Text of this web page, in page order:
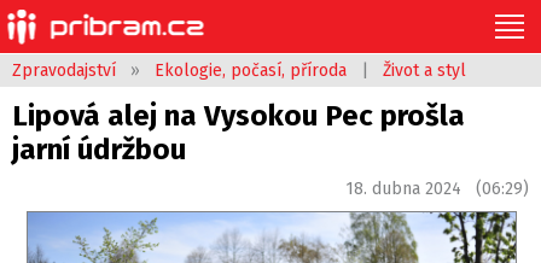
Zpravodajství » Ekologie, počasí, příroda Život a styl
Lipová alej na Vysokou Pec prošla
jarní údržbou
18. dubna 2024 (06:29)